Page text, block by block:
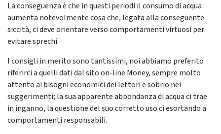
La conseguenza è che in questi periodi il consumo di acqua
aumenta notevolmente cosa che, legata alla conseguente
siccità, ci deve orientare verso comportamenti virtuosi per
evitare sprechi.
I consigli in merito sono tantissimi, noi abbiamo preferito
riferirci a quelli dati dal sito on-line Money, sempre molto
attento ai bisogni economici dei lettori e sobrio nei
suggerimenti; la sua apparente abbondanza di acqua ci trae
in inganno, la questione del suo corretto uso ci esortando a
comportamenti responsabili.